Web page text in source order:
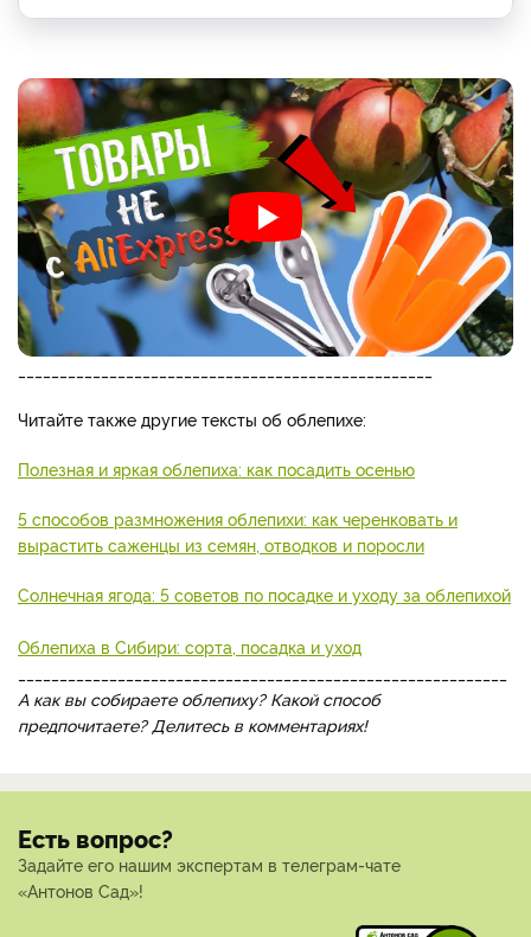
Читайте также другие тексты об облепихе:
Полезная и яркая облепиха: как посадить осенью
5 способов размножения облепихи: как черенковать и
вырастить саженцы из семян, отводков и поросли
Солнечная ягода: 5 советов по посадке и уходу за облепихой
Облепиха в Сибири: сорта, посадка и уход
А как вы собираете облепиху? Какой способ
предпочитаете? Делитесь в комментариях!
Есть вопрос?
Задайте его нашим экспертам в телеграм-чате
«Антонов Сад»!